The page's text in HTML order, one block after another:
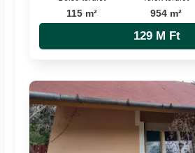
115 m² 954 m²
129 M Ft